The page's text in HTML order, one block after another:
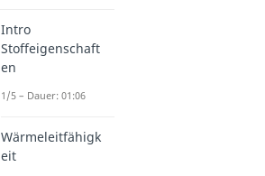
Intro
Stoffeigenschaft
en
1/5 – Dauer: 01:06
Wärmeleitfähigk
eit